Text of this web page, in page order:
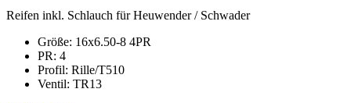
Reifen inkl. Schlauch für Heuwender / Schwader
Größe: 16x6.50-8 4PR
PR: 4
Profil: Rille/T510
Ventil: TR13